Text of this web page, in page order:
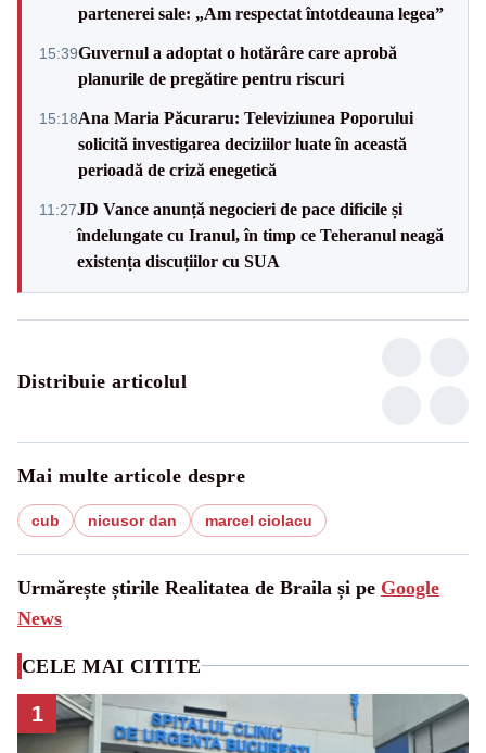
partenerei sale: „Am respectat întotdeauna legea”
15:39Guvernul a adoptat o hotărâre care aprobă
planurile de pregătire pentru riscuri
15:18Ana Maria Păcuraru: Televiziunea Poporului
solicită investigarea deciziilor luate în această
perioadă de criză enegetică
11:27JD Vance anunță negocieri de pace dificile și
îndelungate cu Iranul, în timp ce Teheranul neagă
existența discuțiilor cu SUA
Distribuie articolul
Mai multe articole despre
cub nicusor dan marcel ciolacu
Urmărește știrile Realitatea de Braila și pe Google
News
CELE MAI CITITE
1